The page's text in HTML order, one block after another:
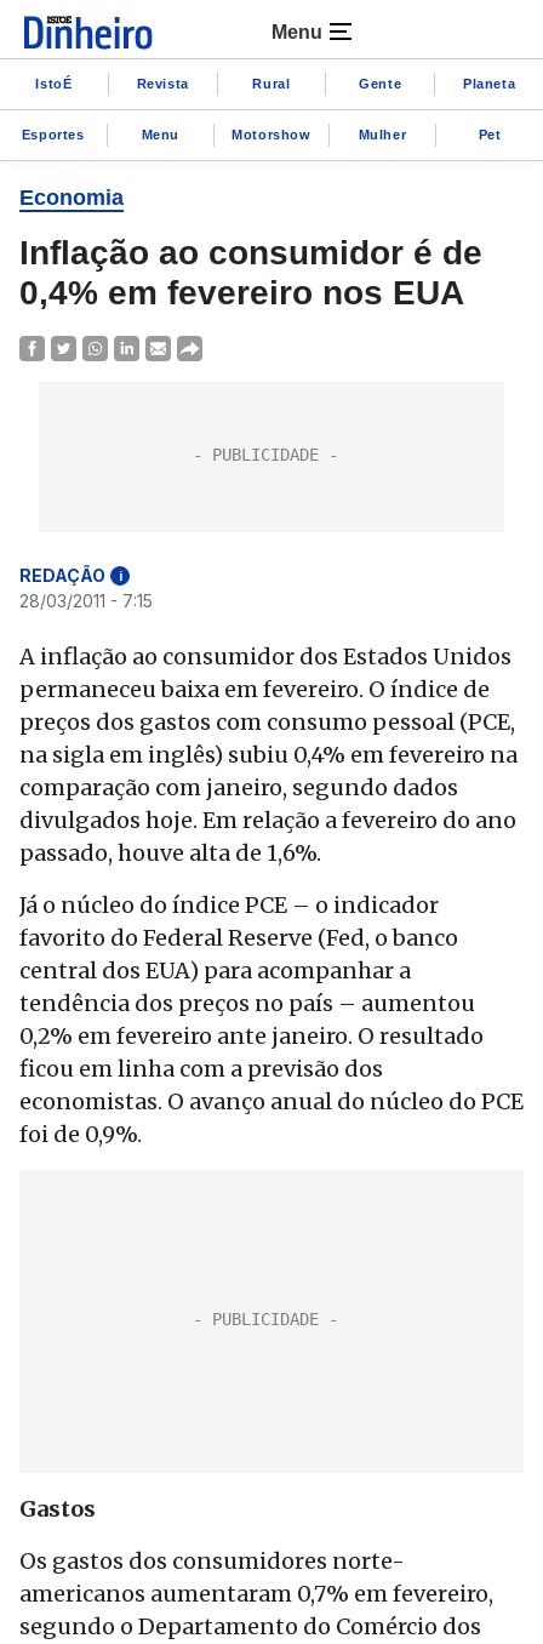
Menu
IstoÉ Revista Rural Gente Planeta
Esportes Menu Motorshow Mulher Pet
Economia
Inflação ao consumidor é de
0,4% em fevereiro nos EUA
REDAÇÃO i
28/03/2011 - 7:15
A inflação ao consumidor dos Estados Unidos
permaneceu baixa em fevereiro. O índice de
preços dos gastos com consumo pessoal (PCE,
na sigla em inglês) subiu 0,4% em fevereiro na
comparação com janeiro, segundo dados
divulgados hoje. Em relação a fevereiro do ano
passado, houve alta de 1,6%.
Já o núcleo do índice PCE – o indicador
favorito do Federal Reserve (Fed, o banco
central dos EUA) para acompanhar a
tendência dos preços no país – aumentou
0,2% em fevereiro ante janeiro. O resultado
ficou em linha com a previsão dos
economistas. O avanço anual do núcleo do PCE
foi de 0,9%.
Gastos
Os gastos dos consumidores norte-
americanos aumentaram 0,7% em fevereiro,
segundo o Departamento do Comércio dos